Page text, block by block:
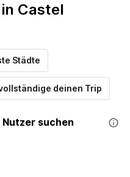
Castel
Städte
deinen Trip
suchen